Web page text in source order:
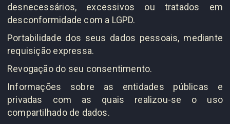
desnecessários, excessivos ou tratados em
desconformidade com a LGPD.
Portabilidade dos seus dados pessoais, mediante
requisição expressa.
Revogação do seu consentimento.
Informações sobre as entidades públicas e
privadas com as quais realizou-se o uso
compartilhado de dados.